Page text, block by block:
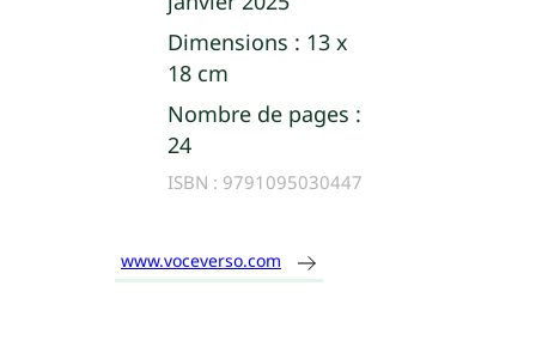
Dimensions : 13 x
18 cm
Nombre de pages :
24
ISBN : 9791095030447
www.voceverso.com